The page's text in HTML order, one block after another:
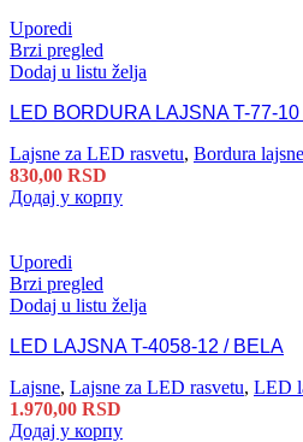
Uporedi
Brzi pregled
Dodaj u listu želja
LED BORDURA LAJSNA T-77-
Lajsne za LED rasvetu, Bordura lajsne
830,00 RSD
Додај у корпу
Uporedi
Brzi pregled
Dodaj u listu želja
LED LAJSNA T-4058-12 / BELA
Lajsne, Lajsne za LED rasvetu, LED
1.970,00 RSD
Додај у корпу